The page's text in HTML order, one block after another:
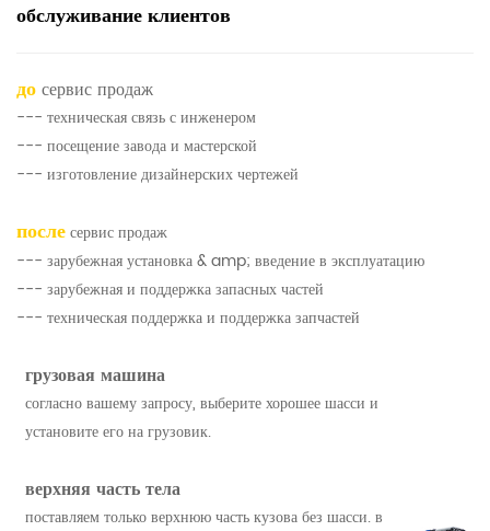
обслуживание клиентов
досервис продаж
--- техническая связь с инженером
--- посещение завода и мастерской
--- изготовление дизайнерских чертежей
послесервис продаж
--- зарубежная установка & amp; введение в эксплуатацию
--- зарубежная и поддержка запасных частей
--- техническая поддержка и поддержка запчастей
грузовая машина
согласно вашему запросу, выберите хорошее шасси и
установите его на грузовик.
верхняя часть тела
поставляем только верхнюю часть кузова без шасси. в